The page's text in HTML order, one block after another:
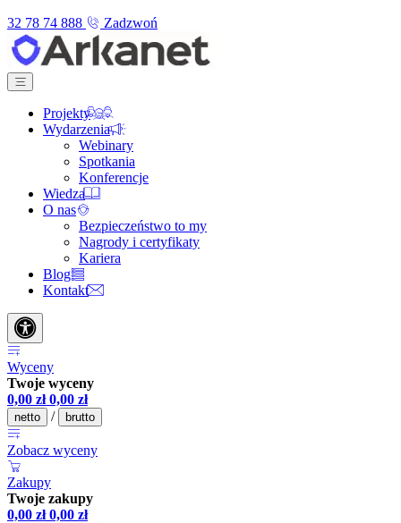
32 78 74 888
Zadzwoń
Projekty
Wydarzenia
Webinary
Spotkania
Konferencje
Wiedza
O nas
Bezpieczeństwo to my
Nagrody i certyfikaty
Kariera
Blog
Kontakt
Wyceny
Twoje wyceny
0,00 zł 0,00 zł
netto / brutto
Zobacz wyceny
Zakupy
Twoje zakupy
0,00 zł 0,00 zł